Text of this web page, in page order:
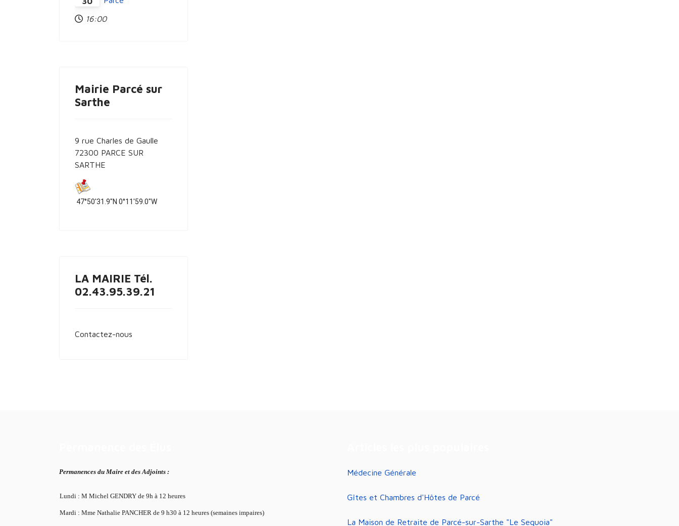
16:00
Mairie Parcé sur
Sarthe
9 rue Charles de Gaulle
72300 PARCE SUR
SARTHE
47°50'31.9"N 0°11'59.0"W
LA MAIRIE Tél.
02.43.95.39.21
Contactez-nous
Permanences du Maire et des Adjoints :
Lundi : M Michel GENDRY de 9h à 12 heures
Mardi : Mme Nathalie PANCHER de 9 h30 à 12 heures (semaines impaires)
Médecine Générale
Gîtes et Chambres d'Hôtes de Parcé
La Maison de Retraite de Parcé-sur-Sarthe "Le Sequoia"